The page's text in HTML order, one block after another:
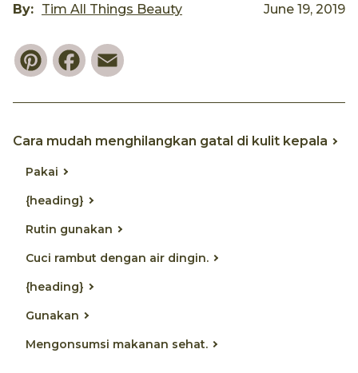
By: Tim All Things Beauty June 19, 2019
PinterestFacebook
Cara mudah menghilangkan gatal di kulit kepala
Pakai
{heading}
Rutin gunakan
Cuci rambut dengan air dingin.
{heading}
Gunakan
Mengonsumsi makanan sehat.